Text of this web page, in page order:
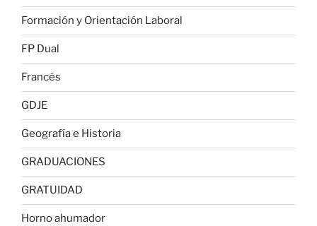
Formación y Orientación Laboral
FP Dual
Francés
GDJE
Geografía e Historia
GRADUACIONES
GRATUIDAD
Horno ahumador